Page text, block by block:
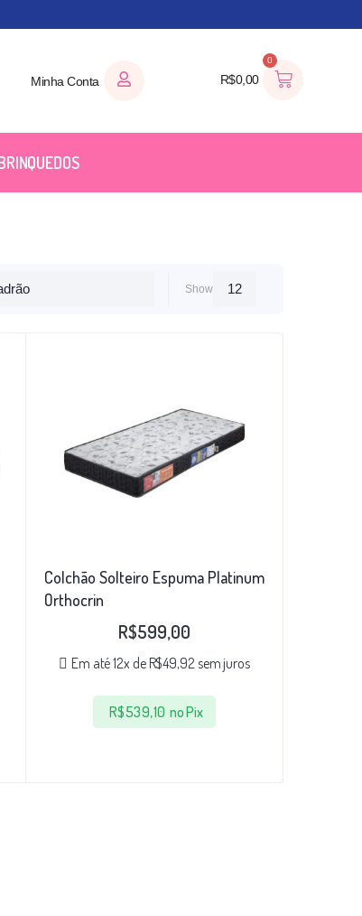
Minha Conta R$0,00
0
Show
Colchão Solteiro Espuma Platinum
Orthocrin
R$599,00
Em até 12x de R$49,92 sem juros
R$539,10 no Pix